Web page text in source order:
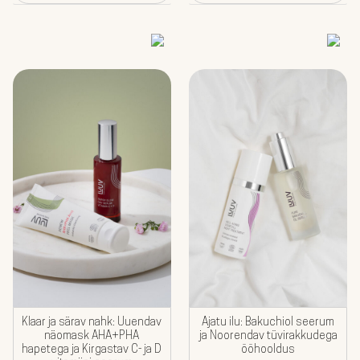
Klaar ja särav nahk: Uuendav
näomask AHA+PHA
hapetega ja Kirgastav C- ja D
Ajatu ilu: Bakuchiol seerum
ja Noorendav tüvirakkudega
ööhooldus